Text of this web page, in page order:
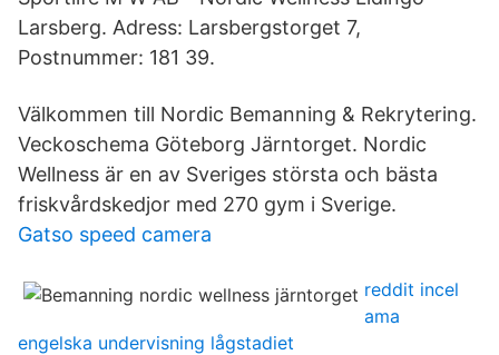
Larsberg. Adress: Larsbergstorget 7,
Postnummer: 181 39.
Välkommen till Nordic Bemanning & Rekrytering.
Veckoschema Göteborg Järntorget. Nordic
Wellness är en av Sveriges största och bästa
friskvårdskedjor med 270 gym i Sverige.
Gatso speed camera
reddit incel
ama
engelska undervisning lågstadiet